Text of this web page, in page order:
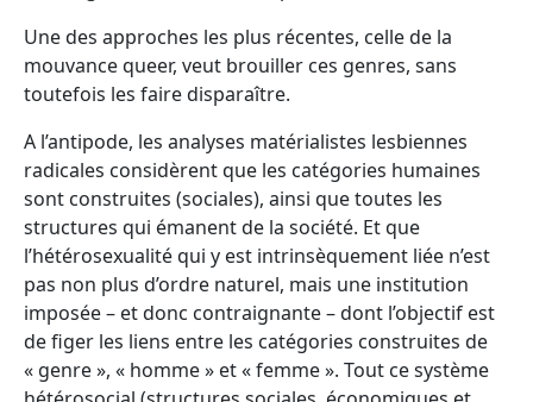
Une des approches les plus récentes, celle de la
mouvance queer, veut brouiller ces genres, sans
toutefois les faire disparaître.
A l’antipode, les analyses matérialistes lesbiennes
radicales considèrent que les catégories humaines
sont construites (sociales), ainsi que toutes les
structures qui émanent de la société. Et que
l’hétérosexualité qui y est intrinsèquement liée n’est
pas non plus d’ordre naturel, mais une institution
imposée – et donc contraignante – dont l’objectif est
de figer les liens entre les catégories construites de
« genre », « homme » et « femme ». Tout ce système